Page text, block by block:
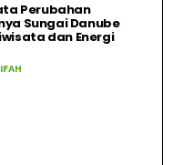
Perubahan
Sungai Danube
dan Energi